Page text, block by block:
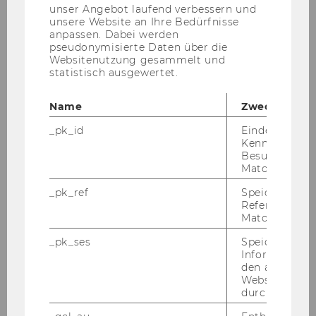
Exercise No. 30: PPC System
Exercise No. 31: Requirements Planning
Exercise No. 32: Cost Centre / Work Centre
Exercise No. 33: Account and Organizational
Exercise No. 34: Flight Personnel Training
Exercise No. 35: LPIS
Exercise No. 37: Online Auction Website
unser Angebot laufend verbessern und
unsere Website an Ihre Bedürfnisse
anpassen. Dabei werden
pseudonymisierte Daten über die
Websitenutzung gesammelt und
statistisch ausgewertet.
Name
Zweck
_pk_id
Eindeutige
Besuchers
Matomo.
_pk_ref
Speicherung
Referrers
Matomo.
_pk_ses
Speicherung
den aktuellen
durch